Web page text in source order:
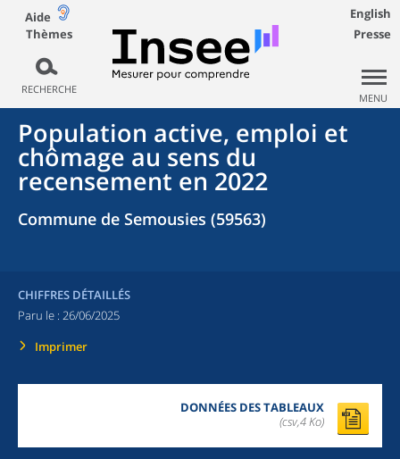
Aide
Thèmes
RECHERCHE
English
Presse
MENU
Population active, emploi et
chômage au sens du
recensement en 2022
Commune de Semousies (59563)
CHIFFRES DÉTAILLÉS
Paru le : 26/06/2025
Imprimer
DONNÉES DES TABLEAUX
(csv,4 Ko)